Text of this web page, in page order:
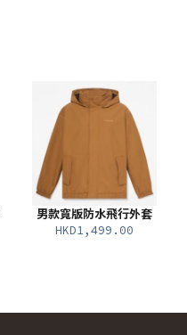
男款寬版防水飛行外套
HKD1,499.00